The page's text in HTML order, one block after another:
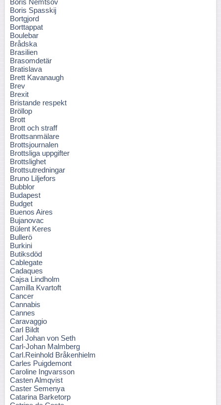
Boris Nemtsov
Boris Spasskij
Bortgjord
Borttappat
Boulebar
Brådska
Brasilien
Brasomdetär
Bratislava
Brett Kavanaugh
Brev
Brexit
Bristande respekt
Bröllop
Brott
Brott och straff
Brottsanmälare
Brottsjournalen
Brottsliga uppgifter
Brottslighet
Brottsutredningar
Bruno Liljefors
Bubblor
Budapest
Budget
Buenos Aires
Bujanovac
Bülent Keres
Bullerö
Burkini
Butiksdöd
Cablegate
Cadaques
Cajsa Lindholm
Camilla Kvartoft
Cancer
Cannabis
Cannes
Caravaggio
Carl Bildt
Carl Johan von Seth
Carl-Johan Malmberg
Carl.Reinhold Bråkenhielm
Carles Puigdemont
Caroline Ingvarsson
Casten Almqvist
Caster Semenya
Catarina Barketorp